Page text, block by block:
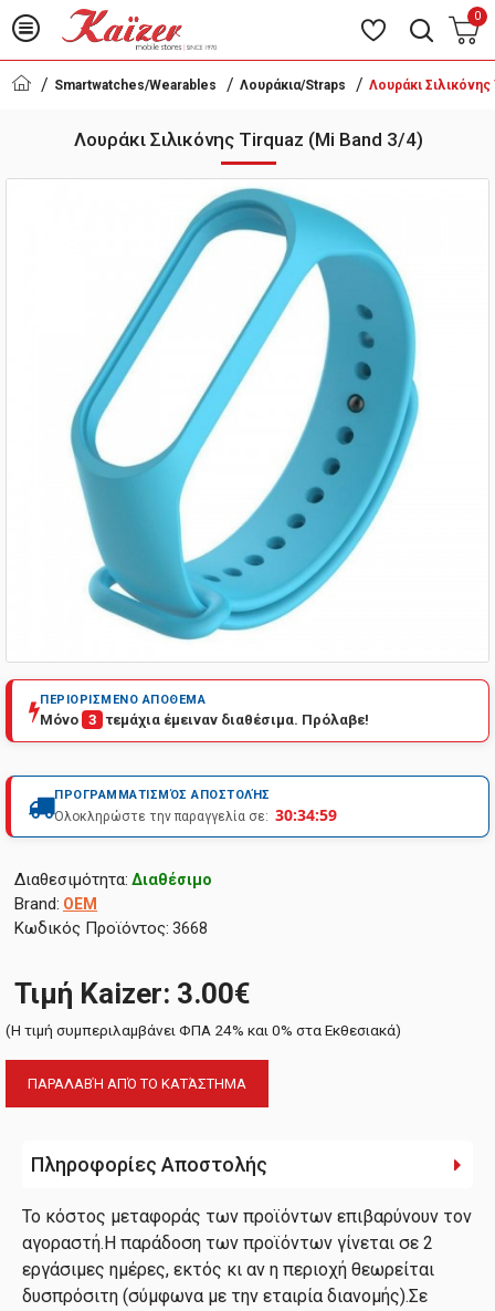
0
Smartwatches/Wearables Λουράκια/Straps Λουράκι
Λουράκι Σιλικόνης Tirquaz (Mi Band 3/4)
ΠΕΡΙΟΡΙΣΜΕΝΟ ΑΠΟΘΕΜΑ
Μόνο 3 τεμάχια έμειναν διαθέσιμα. Πρόλαβε!
ΠΡΟΓΡΑΜΜΑΤΙΣΜΌΣ ΑΠΟΣΤΟΛΉΣ
Ολοκληρώστε την παραγγελία σε: 30:34:58
Διαθεσιμότητα: Διαθέσιμο
Brand: OEM
Κωδικός Προϊόντος: 3668
ΠΑΡΑΛΑΒΉ ΑΠΌ ΤΟ ΚΑΤΆΣΤΗΜΑ
Τιμή Kaizer: 3.00€
(H τιμή συμπεριλαμβάνει ΦΠΑ 24% και 0% στα Εκθεσιακά)
Πληροφορίες Αποστολής
Το κόστος μεταφοράς των προϊόντων επιβαρύνουν τον
αγοραστή.Η παράδοση των προϊόντων γίνεται σε 2
εργάσιμες ημέρες, εκτός κι αν η περιοχή θεωρείται
δυσπρόσιτη (σύμφωνα με την εταιρία διανομής).Σε